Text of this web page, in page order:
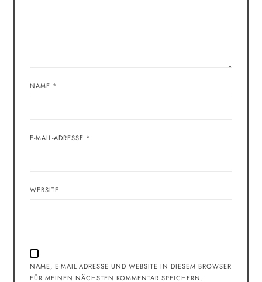
NAME *
E-MAIL-ADRESSE *
WEBSITE
NAME, E-MAIL-ADRESSE UND WEBSITE IN DIESEM BROWSER
FÜR MEINEN NÄCHSTEN KOMMENTAR SPEICHERN.